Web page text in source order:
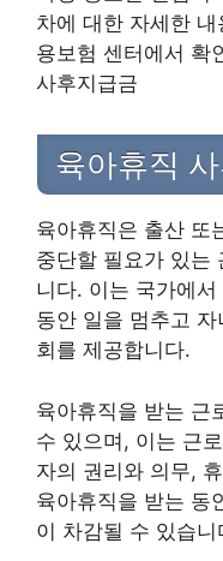
차에 대한 자세한
용보험 센터에서 확
사후지급금
육아휴직
육아휴직은 출산 또
중단할 필요가 있는
니다. 이는 국가에
동안 일을 멈추고
회를 제공합니다.
육아휴직을 받는 근
수 있으며, 이는 근
자의 권리와 의무,
육아휴직을 받는 동
이 차감될 수 있습니